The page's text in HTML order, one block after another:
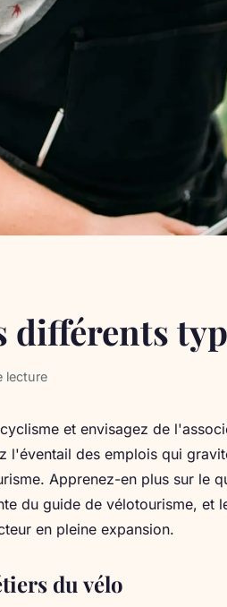
différents
lecture
et envisagez de
l'éventail des emplois qui
Apprenez-en plus sur le
du guide de vélotourisme, et
en pleine expansion.
du vélo